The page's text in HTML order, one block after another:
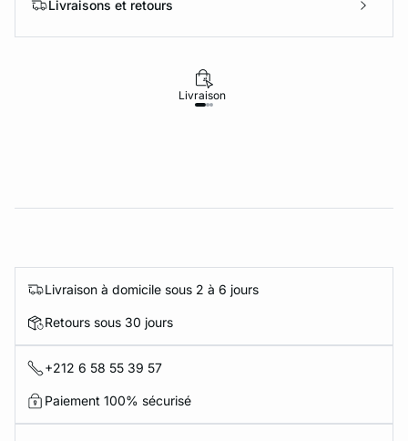
Livraisons et retours
Livraison
Livraison à domicile sous 2 à 6 jours
Retours sous 30 jours
+212 6 58 55 39 57
Paiement 100% sécurisé